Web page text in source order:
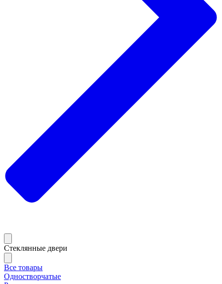
Стеклянные двери
Все товары
Одностворчатые